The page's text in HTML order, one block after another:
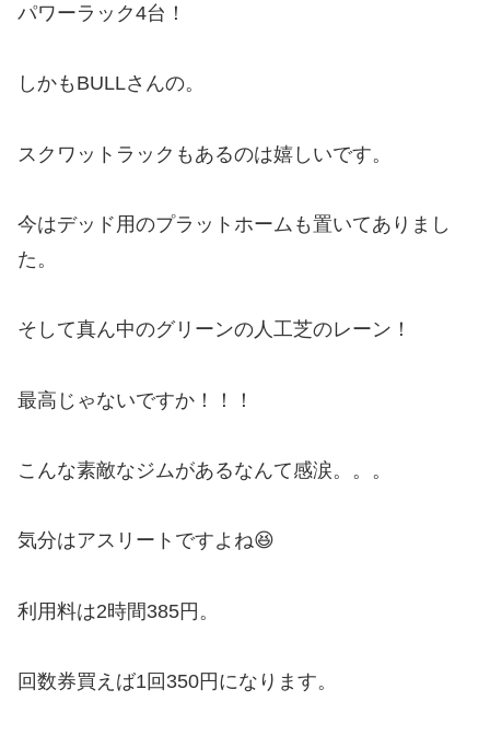
パワーラック4台！
しかもBULLさんの。
スクワットラックもあるのは嬉しいです。
今はデッド用のプラットホームも置いてありまし
た。
そして真ん中のグリーンの人工芝のレーン！
最高じゃないですか！！！
こんな素敵なジムがあるなんて感涙。。。
気分はアスリートですよね😆
利用料は2時間385円。
回数券買えば1回350円になります。